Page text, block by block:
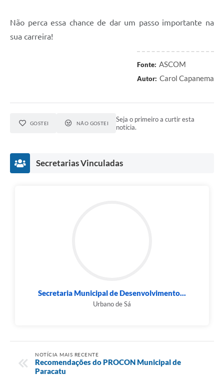
Não perca essa chance de dar um passo importante na
sua carreira!
Fonte: ASCOM
Autor: Carol Capanema
GOSTEI NÃO GOSTEI
Seja o primeiro a curtir esta
notícia.
Secretarias Vinculadas
Secretaria Municipal de Desenvolvimento...
Urbano de Sá
NOTÍCIA MAIS RECENTE
Recomendações do PROCON Municipal de
Paracatu